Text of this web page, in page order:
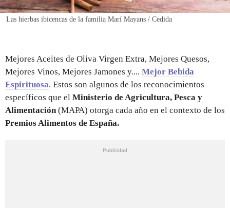
Las hierbas ibicencas de la familia Marí Mayans / Cedida
Mejores Aceites de Oliva Virgen Extra, Mejores Quesos,
Mejores Vinos, Mejores Jamones y.... Mejor Bebida
Espirituosa. Estos son algunos de los reconocimientos
específicos que el Ministerio de Agricultura, Pesca y
Alimentación(MAPA) otorga cada año en el contexto de los
Premios Alimentos de España.